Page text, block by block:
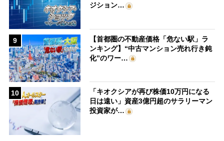
ジション…
9
【首都圏の不動産価格「危ない駅」ラ
ンキング】“中古マンション売れ行き鈍
化”のワー…
10
「キオクシアが再び株価10万円になる
日は遠い」資産3億円超のサラリーマン
投資家が…